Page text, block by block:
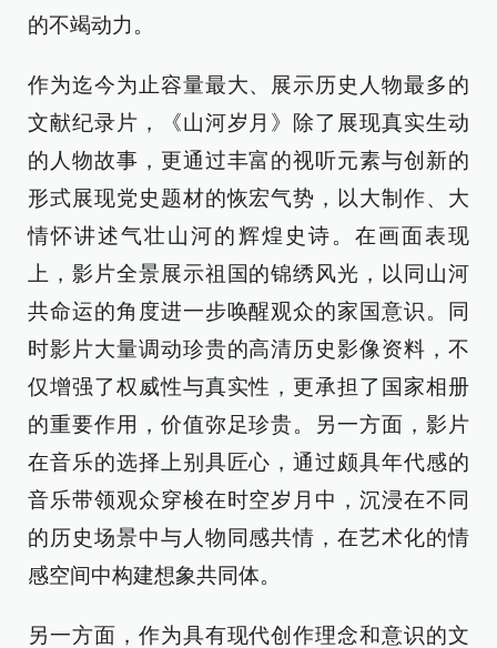
的不竭动力。
作为迄今为止容量最大、展示历史人物最多的
文献纪录片，《山河岁月》除了展现真实生动
的人物故事，更通过丰富的视听元素与创新的
形式展现党史题材的恢宏气势，以大制作、大
情怀讲述气壮山河的辉煌史诗。在画面表现
上，影片全景展示祖国的锦绣风光，以同山河
共命运的角度进一步唤醒观众的家国意识。同
时影片大量调动珍贵的高清历史影像资料，不
仅增强了权威性与真实性，更承担了国家相册
的重要作用，价值弥足珍贵。另一方面，影片
在音乐的选择上别具匠心，通过颇具年代感的
音乐带领观众穿梭在时空岁月中，沉浸在不同
的历史场景中与人物同感共情，在艺术化的情
感空间中构建想象共同体。
另一方面，作为具有现代创作理念和意识的文